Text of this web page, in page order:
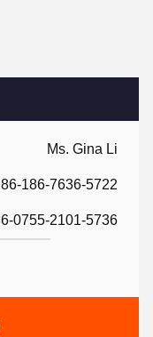
Ms. Gina Li
86-186-7636-5722
0755-2101-5736